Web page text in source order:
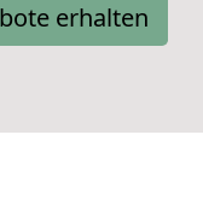
erhalten